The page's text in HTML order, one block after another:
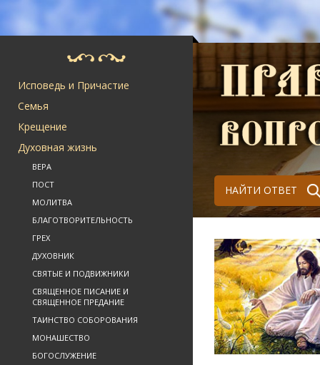
Исповедь и Причастие
Семья
Крещение
Духовная жизнь
ВЕРА
ПОСТ
МОЛИТВА
БЛАГОТВОРИТЕЛЬНОСТЬ
ГРЕХ
ДУХОВНИК
СВЯТЫЕ И ПОДВИЖНИКИ
СВЯЩЕННОЕ ПИСАНИЕ И
СВЯЩЕННОЕ ПРЕДАНИЕ
ТАИНСТВО СОБОРОВАНИЯ
МОНАШЕСТВО
БОГОСЛУЖЕНИЕ
НАЙТИ ОТВЕТ